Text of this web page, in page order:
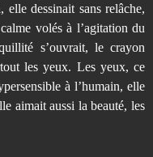
elle dessinait sans relâche,
volés à l’agitation du
s’ouvrait, le crayon
les yeux. Les yeux, ce
à l’humain, elle
aimait aussi la beauté, les